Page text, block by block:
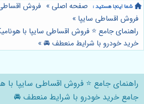
صفحه اصلی » فروش
فروش اقساطی سایپا »
راهنمای جامع ⭐️ فروش اقساطی سایپا با
خرید خودرو با شرایط منعطف 🚘»
راهنمای جامع ⭐️ فروش اقساطی سایپا با
جامع خرید خودرو با شرایط منعطف 🚘